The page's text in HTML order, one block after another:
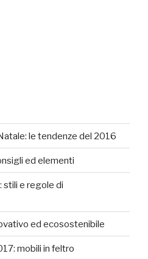
le tendenze del 2016
ed elementi
stili e regole di
ed ecosostenibile
mobili in feltro